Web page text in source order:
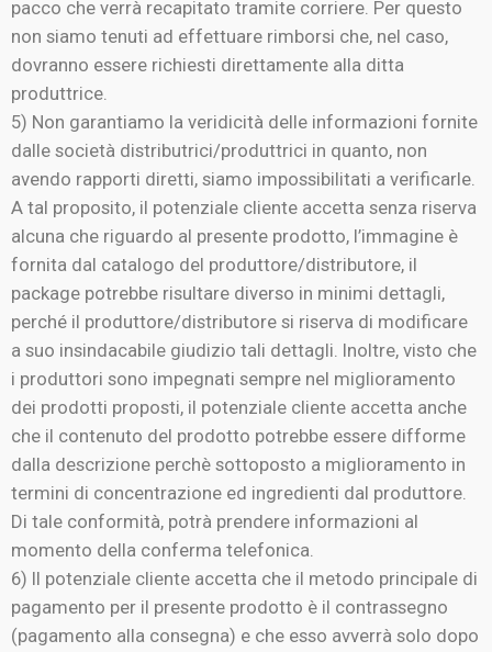
pacco che verrà recapitato tramite corriere. Per questo
non siamo tenuti ad effettuare rimborsi che, nel caso,
dovranno essere richiesti direttamente alla ditta
produttrice.
5) Non garantiamo la veridicità delle informazioni fornite
dalle società distributrici/produttrici in quanto, non
avendo rapporti diretti, siamo impossibilitati a verificarle.
A tal proposito, il potenziale cliente accetta senza riserva
alcuna che riguardo al presente prodotto, l’immagine è
fornita dal catalogo del produttore/distributore, il
package potrebbe risultare diverso in minimi dettagli,
perché il produttore/distributore si riserva di modificare
a suo insindacabile giudizio tali dettagli. Inoltre, visto che
i produttori sono impegnati sempre nel miglioramento
dei prodotti proposti, il potenziale cliente accetta anche
che il contenuto del prodotto potrebbe essere difforme
dalla descrizione perchè sottoposto a miglioramento in
termini di concentrazione ed ingredienti dal produttore.
Di tale conformità, potrà prendere informazioni al
momento della conferma telefonica.
6) Il potenziale cliente accetta che il metodo principale di
pagamento per il presente prodotto è il contrassegno
(pagamento alla consegna) e che esso avverrà solo dopo